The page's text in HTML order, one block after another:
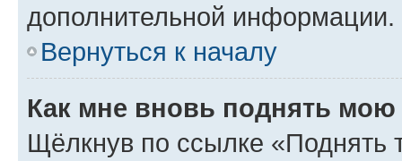
дополнительной информации.
Вернуться к началу
Как мне вновь поднять мою
Щёлкнув по ссылке «Поднять